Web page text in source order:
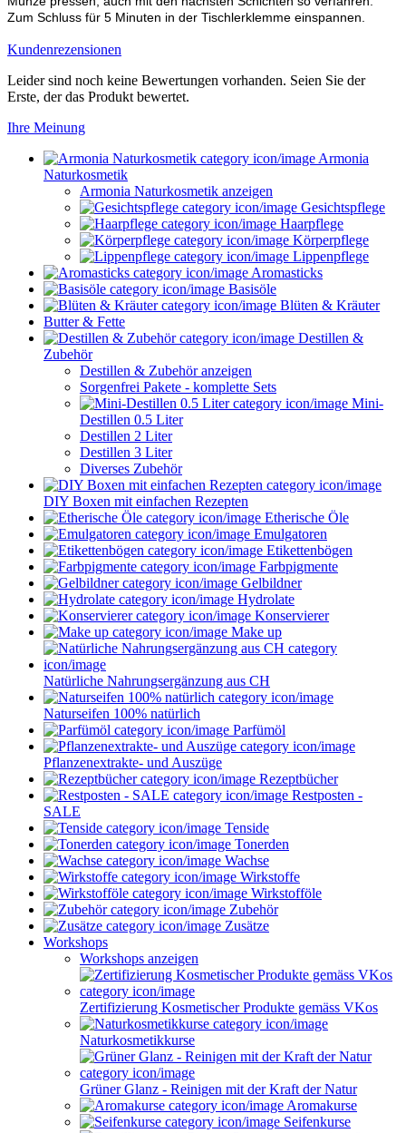
Zum Schluss für 5 Minuten in der Tischlerklemme einspannen.
Kundenrezensionen
Leider sind noch keine Bewertungen vorhanden. Seien Sie der
Erste, der das Produkt bewertet.
Ihre Meinung
Armonia
Naturkosmetik
Armonia Naturkosmetik anzeigen
Gesichtspflege
Haarpflege
Körperpflege
Lippenpflege
Aromasticks
Basisöle
Blüten & Kräuter
Butter & Fette
Destillen &
Zubehör
Destillen & Zubehör anzeigen
Sorgenfrei Pakete - komplette Sets
Mini-
Destillen 0.5 Liter
Destillen 2 Liter
Destillen 3 Liter
Diverses Zubehör
DIY Boxen mit einfachen Rezepten
Etherische Öle
Emulgatoren
Etikettenbögen
Farbpigmente
Gelbildner
Hydrolate
Konservierer
Make up
Natürliche Nahrungsergänzung aus CH
Naturseifen 100% natürlich
Parfümöl
Pflanzenextrakte- und Auszüge
Rezeptbücher
Restposten -
SALE
Tenside
Tonerden
Wachse
Wirkstoffe
Wirkstofföle
Zubehör
Zusätze
Workshops
Workshops anzeigen
Zertifizierung Kosmetischer Produkte gemäss VKos
Naturkosmetikkurse
Grüner Glanz - Reinigen mit der Kraft der Natur
Aromakurse
Seifenkurse